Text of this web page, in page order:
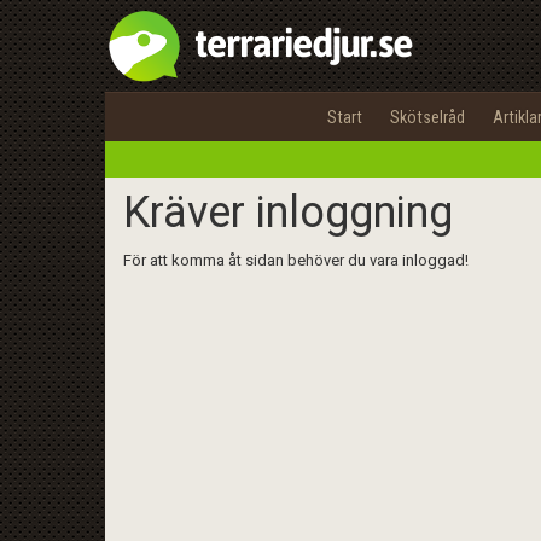
Start Skötselråd Artiklar
Kräver inloggning
För att komma åt sidan behöver du vara inloggad!